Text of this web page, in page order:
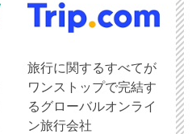
旅行に関するすべてが
ワンストップで完結す
るグローバルオンライ
ン旅行会社